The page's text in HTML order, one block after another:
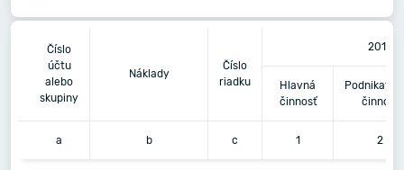
Číslo
účtu
alebo
skupiny
Náklady
Číslo
riadku
2018
Hlavná
činnosť
činnosť
a b c 1 2